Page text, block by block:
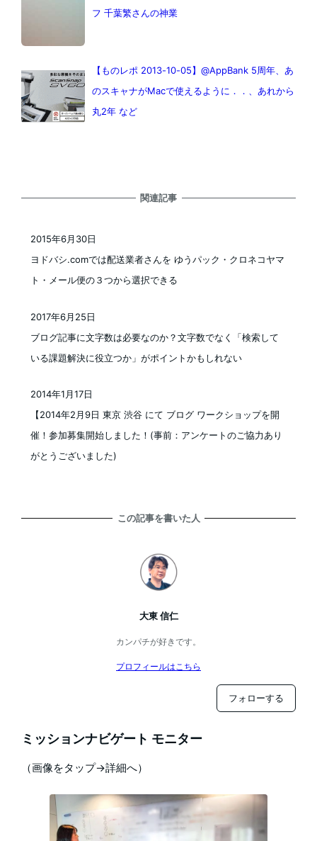
フ 千葉繁さんの神業
【ものレポ 2013-10-05】@AppBank 5周年、あ
のスキャナがMacで使えるように．．、あれから
丸2年 など
関連記事
ヨドバシ.comでは配送業者さんを ゆうパック・クロネコヤマ
ト・メール便の３つから選択できる
2015年6月30日
ブログ記事に文字数は必要なのか？文字数でなく「検索して
いる課題解決に役立つか」がポイントかもしれない
投稿日
2017年6月25日
【2014年2月9日 東京 渋谷 にて ブログ ワークショップを開
催！参加募集開始しました！(事前：アンケートのご協力あり
がとうございました)
2014年1月17日
この記事を書いた人
大東 信仁
カンパチが好きです。
プロフィールはこちら
フォローする
ミッションナビゲート モニター
（画像をタップ→詳細へ）